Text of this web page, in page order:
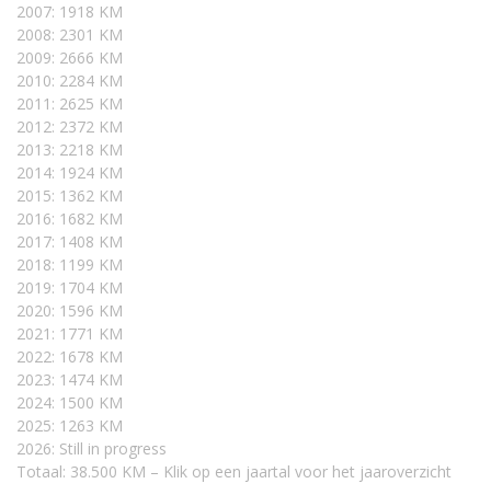
2007: 1918 KM
2008: 2301 KM
2009: 2666 KM
2010: 2284 KM
2011: 2625 KM
2012: 2372 KM
2013: 2218 KM
2014: 1924 KM
2015: 1362 KM
2016: 1682 KM
2017: 1408 KM
2018: 1199 KM
2019: 1704 KM
2020: 1596 KM
2021: 1771 KM
2022: 1678 KM
2023: 1474 KM
2024: 1500 KM
2025: 1263 KM
2026: Still in progress
Totaal: 38.500 KM – Klik op een jaartal voor het jaaroverzicht